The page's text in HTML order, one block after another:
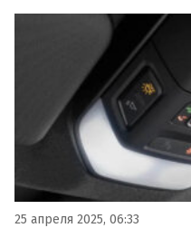
Все машины дооснастят
25 апреля 2025, 06:33